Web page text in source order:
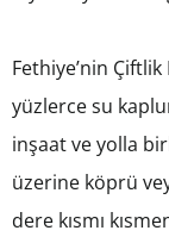
Fethiye’nin
yüzlerce su
inşaat ve yolla
üzerine köprü
dere kısmı